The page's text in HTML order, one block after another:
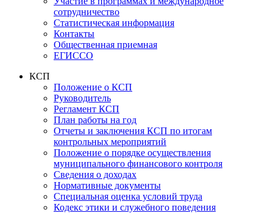
сотрудничество
Статистическая информация
Контакты
Общественная приемная
ЕГИССО
КСП
Положение о КСП
Руководитель
Регламент КСП
План работы на год
Отчеты и заключения КСП по итогам
контрольных мероприятий
Положение о порядке осуществления
муниципального финансового контроля
Сведения о доходах
Нормативные документы
Специальная оценка условий труда
Кодекс этики и служебного поведения